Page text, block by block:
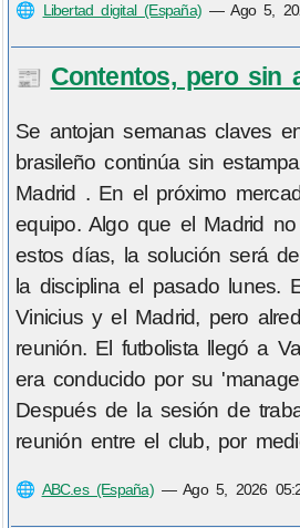
🌐 Libertad digital (España) —Ago 5,
📰 Contentos, pero sin
Se antojan semanas claves
brasileño continúa sin
Madrid . En el próximo
equipo. Algo que el Madrid
estos días, la solución será
la disciplina el pasado lunes.
Vinicius y el Madrid, pero
reunión. El futbolista llegó a
era conducido por su
Después de la sesión de
reunión entre el club, por
🌐 ABC.es (España)—Ago 5, 2026